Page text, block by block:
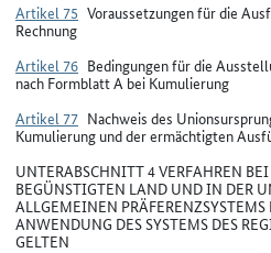
Artikel 75 Voraussetzungen für die
Rechnung
Artikel 76 Bedingungen für die
nach Formblatt A bei Kumulierung
Artikel 77 Nachweis des
Kumulierung und der ermächtigten
UNTERABSCHNITT 4 VERFAHREN
BEGÜNSTIGTEN LAND UND IN DER
ALLGEMEINEN
ANWENDUNG DES SYSTEMS DES
GELTEN